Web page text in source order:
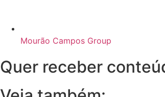
Mourão Campos Group
Quer receber